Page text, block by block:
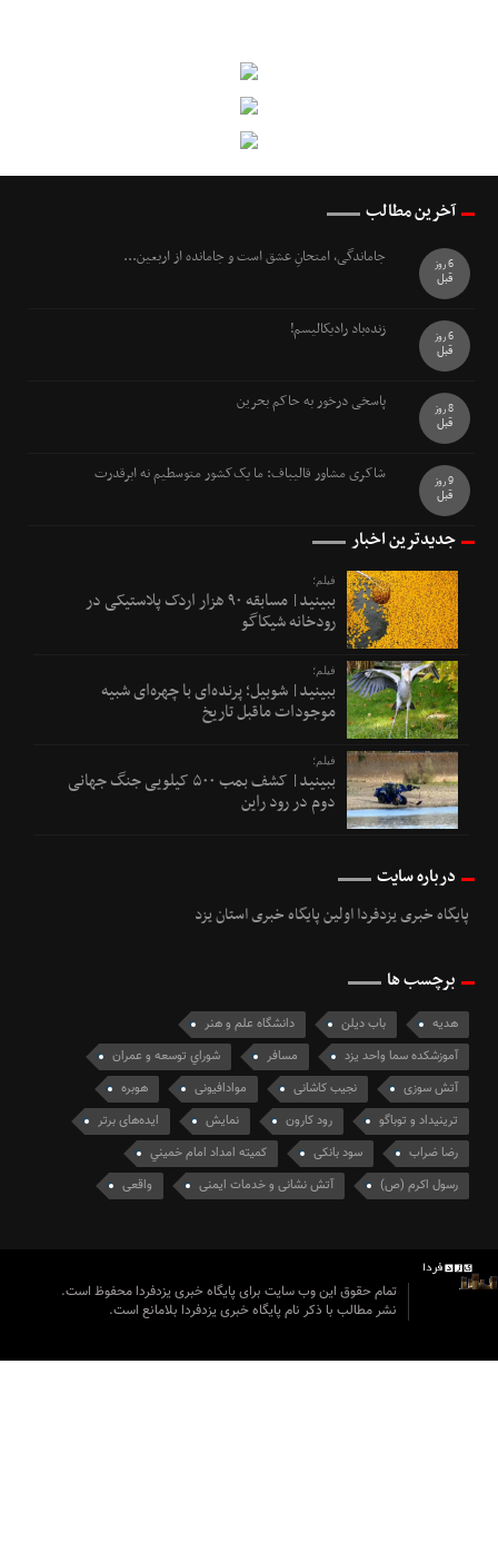
آخرین مطالب
جاماندگی، امتحانِ عشق است و جامانده از اربعین...
6 روز
قبل
زنده‌باد رادیکالیسم!
6 روز
قبل
پاسخی درخور به حاکم بحرین
8 روز
قبل
شاکری مشاور قالیباف: ما یک‌کشور متوسطیم نه ابرقدرت
9 روز
قبل
جدیدترین اخبار
فیلم؛
ببینید| مسابقه ۹۰ هزار اردک پلاستیکی در
رودخانه شیکاگو
فیلم؛
ببینید| شوبیل؛ پرنده‌ای با چهره‌ای شبیه
موجودات ماقبل تاریخ
فیلم؛
ببینید| کشف بمب ۵۰۰ کیلویی جنگ جهانی
دوم در رود راین
درباره سایت
پایگاه خبری یزدفردا اولین پایگاه خبری استان یزد
برچسب ها
هدیه باب دیلن
دانشگاه علم و هنر
آموزشکده سما واحد یزد
مسافر
شوراي توسعه و عمران
آتش سوزی
نجیب کاشانی موادافیونی
هوبره
ترینیداد و توباگو
رود کارون نمایش
ایده‌های برتر
رضا ضراب
سود بانکی
كميته امداد امام خميني
رسول اکرم (ص)
آتش نشانی و خدمات ایمنی واقعی
تمام حقوق این وب سایت برای پایگاه خبری یزدفردا محفوظ است.
نشر مطالب با ذکر نام پایگاه خبری یزدفردا بلامانع است.